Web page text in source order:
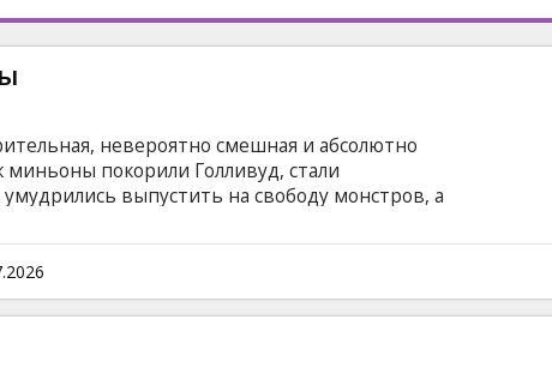
невероятно смешная и абсолютно
миньоны покорили Голливуд, стали
выпустить на свободу монстров, а
в следующих версиях: -дублированный
на русском языке с латышскими
с субтитрами на латышском языке.